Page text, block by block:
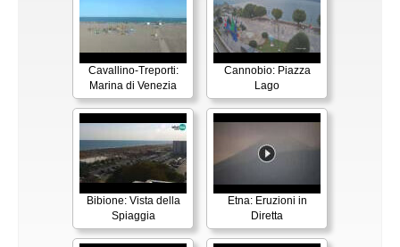
Cavallino-Treporti:
Marina di Venezia
Cannobio: Piazza
Lago
Bibione: Vista della
Spiaggia
Etna: Eruzioni in
Diretta